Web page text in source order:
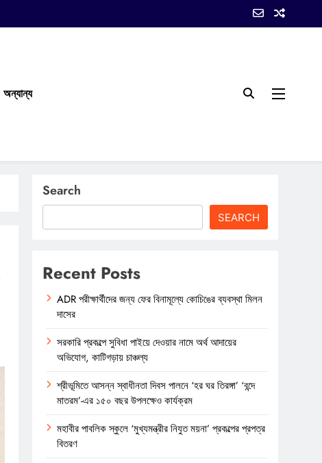
অন্যান্য
Search
SEARCH
Recent Posts
ADR পরীক্ষার্থীদের জন্য ফের বিনামূল্যে কোচিঙের ব্যবস্থা মিলন
দাসের
সরকারি প্রকল্পে সুবিধা পাইয়ে দেওয়ার নামে অর্থ আদায়ের
অভিযোগ, কাটিগড়ায় চাঞ্চল্য
শ্রীভূমিতে আসন্ন স্বাধীনতা দিবস পালনে ‘হর ঘর তিরঙ্গা’ ‘বন্দে
মাতরম’-এর ১৫০ বছর উপলক্ষেও কার্যক্রম
মহাবীর পাবলিক স্কুলে ‘মুখ্যমন্ত্রীর নিযুত ময়না’ প্রকল্পের প্রপত্র
বিতরণ